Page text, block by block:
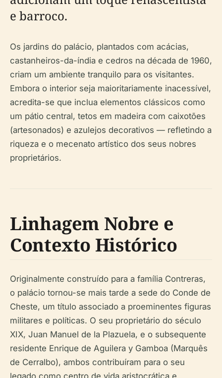
e barroco.
Os jardins do palácio, plantados com acácias,
castanheiros-da-índia e cedros na década de 1960,
criam um ambiente tranquilo para os visitantes.
Embora o interior seja maioritariamente inacessível,
acredita-se que inclua elementos clássicos como
um pátio central, tetos em madeira com caixotões
(artesonados) e azulejos decorativos — refletindo a
riqueza e o mecenato artístico dos seus nobres
proprietários.
Linhagem Nobre e
Contexto Histórico
Originalmente construído para a família Contreras,
o palácio tornou-se mais tarde a sede do Conde de
Cheste, um título associado a proeminentes figuras
militares e políticas. O seu proprietário do século
XIX, Juan Manuel de la Plazuela, e o subsequente
residente Enrique de Aguilera y Gamboa (Marquês
de Cerralbo), ambos contribuíram para o seu
legado como centro de vida aristocrática e